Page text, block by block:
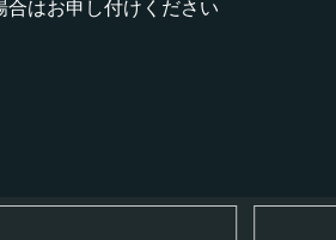
はお申し付けください